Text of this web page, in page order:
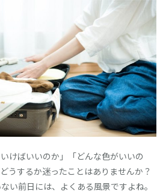
けばいいのか」「どんな色がいいの
うするか迷ったことはありませんか？
い前日には、よくある風景ですよね。